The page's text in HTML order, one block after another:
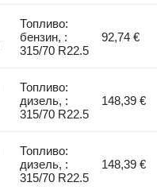
Топливо:
бензин, :
315/70 R22.5
92,74 €
Топливо:
дизель, :
315/70 R22.5
148,39 €
Топливо:
дизель, :
315/70 R22.5
148,39 €